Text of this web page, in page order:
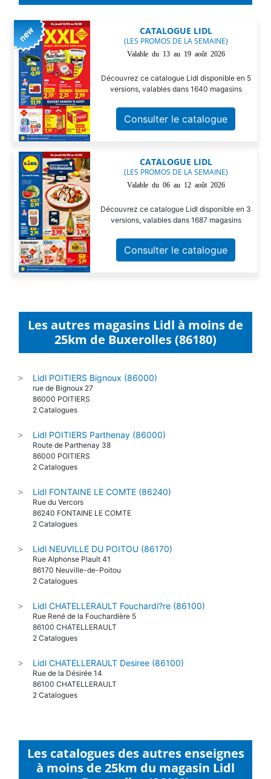
CATALOGUE LIDL
(LES PROMOS DE LA SEMAINE)
Valable du 13 au 19 août 2026
Découvrez ce catalogue Lidl disponible en 5
versions, valables dans 1640 magasins
Consulter le catalogue
CATALOGUE LIDL
(LES PROMOS DE LA SEMAINE)
Valable du 06 au 12 août 2026
Découvrez ce catalogue Lidl disponible en 3
versions, valables dans 1687 magasins
Consulter le catalogue
Les autres magasins Lidl à moins de
25km de Buxerolles (86180)
> Lidl POITIERS Bignoux (86000)
rue de Bignoux 27
86000 POITIERS
2 Catalogues
> Lidl POITIERS Parthenay (86000)
Route de Parthenay 38
86000 POITIERS
2 Catalogues
> Lidl FONTAINE LE COMTE (86240)
Rue du Vercors
86240 FONTAINE LE COMTE
2 Catalogues
> Lidl NEUVILLE DU POITOU (86170)
Rue Alphonse Plault 41
86170 Neuville-de-Poitou
2 Catalogues
> Lidl CHATELLERAULT Fouchardi?re (86100)
Rue René de la Fouchardière 5
86100 CHATELLERAULT
2 Catalogues
> Lidl CHATELLERAULT Desiree (86100)
Rue de la Désirée 14
86100 CHATELLERAULT
2 Catalogues
Les catalogues des autres enseignes
à moins de 25km du magasin Lidl